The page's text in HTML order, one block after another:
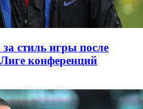
стиль игры после
конференций